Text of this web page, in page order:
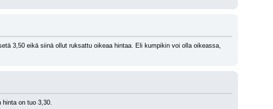
3,50 eikä siinä ollut ruksattu oikeaa hintaa. Eli kumpikin voi olla oikeassa,
hinta on tuo 3,30.